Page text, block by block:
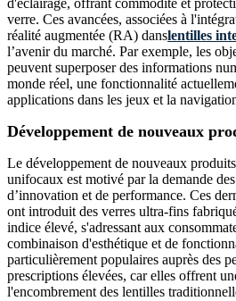
d'éclairage, offrant commodité et
verre. Ces avancées, associées à
réalité augmentée (RA) danslentilles
l’avenir du marché. Par exemple, les
peuvent superposer des informations
monde réel, une fonctionnalité
applications dans les jeux et la
Développement de nouveaux
Le développement de nouveaux
unifocaux est motivé par la demande
d’innovation et de performance. Ces
ont introduit des verres ultra-fins
indice élevé, s'adressant aux
combinaison d'esthétique et de
particulièrement populaires auprès des
prescriptions élevées, car elles offrent
l'encombrement des lentilles